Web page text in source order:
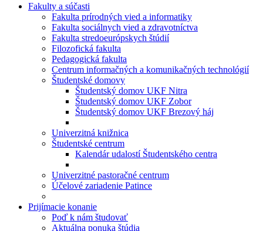
Fakulty a súčasti
Fakulta prírodných vied a informatiky
Fakulta sociálnych vied a zdravotníctva
Fakulta stredoeurópskych štúdií
Filozofická fakulta
Pedagogická fakulta
Centrum informačných a komunikačných technológií
Študentské domovy
Študentský domov UKF Nitra
Študentský domov UKF Zobor
Študentský domov UKF Brezový háj
Univerzitná knižnica
Študentské centrum
Kalendár udalostí Študentského centra
Univerzitné pastoračné centrum
Účelové zariadenie Patince
Prijímacie konanie
Poď k nám študovať
Aktuálna ponuka štúdia